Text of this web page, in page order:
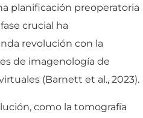
planificación preoperatoria
crucial ha
revolución con la
de imagenología de
(Barnett et al., 2023).
como la tomografía